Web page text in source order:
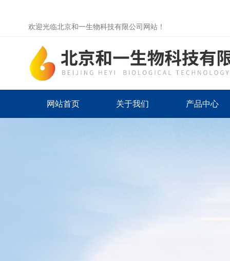
欢迎光临北京和一生物科技有限公司网站！
网站首页 关于我们 产品中心